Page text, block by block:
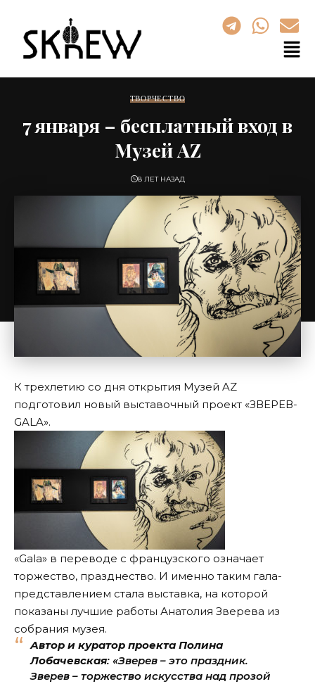
ТВОРЧЕСТВО
7 января – бесплатный вход в
Музей АZ
8 ЛЕТ НАЗАД
К трехлетию со дня открытия Музей AZ
подготовил новый выставочный проект «ЗВЕРЕВ-
GALA».
«Gala» в переводе с французского означает
торжество, празднество. И именно таким гала-
представлением стала выставка, на которой
показаны лучшие работы Анатолия Зверева из
собрания музея.
Автор и куратор проекта Полина
Лобачевская: «Зверев – это праздник.
Зверев – торжество искусства над прозой